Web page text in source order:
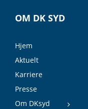
OM DK SYD
Hjem
Aktuelt
Karriere
Presse
Om DKsyd